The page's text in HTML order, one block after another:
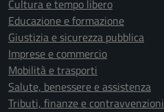
Cultura e tempo libero
Educazione e formazione
Giustizia e sicurezza pubblica
Imprese e commercio
Mobilità e trasporti
Salute, benessere e assistenza
Tributi, finanze e contravvenzioni